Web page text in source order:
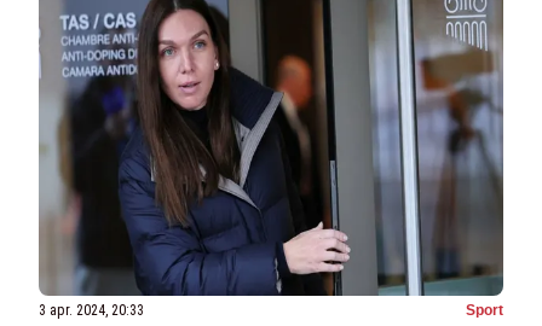
3 apr. 2024, 20:33 Sport